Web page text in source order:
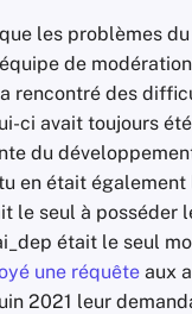
les problèmes
de
rencontré des
ci avait toujours
du
en était
le seul à posséder
était le seul
une réquête aux
2021 leur